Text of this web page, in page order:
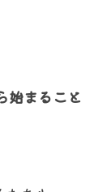
始まること